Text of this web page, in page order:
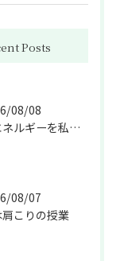
Posts
08/08
氣のエネルギーを私利私欲のために使うな
08/07
こりの授業